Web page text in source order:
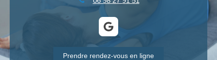
Prendre rendez-vous en ligne